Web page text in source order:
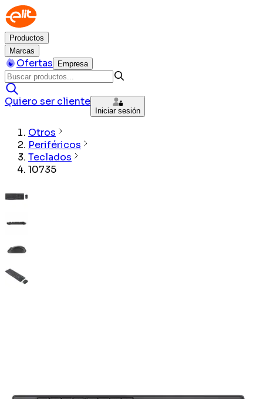
Productos
Marcas
Ofertas Empresa
Quiero ser cliente
Iniciar sesión
Otros
Periféricos
Teclados
10735